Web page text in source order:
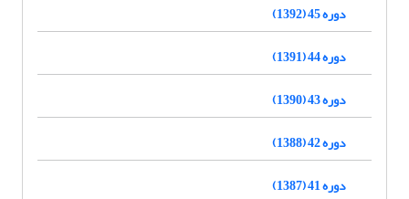
دوره 45 (1392)
دوره 44 (1391)
دوره 43 (1390)
دوره 42 (1388)
دوره 41 (1387)